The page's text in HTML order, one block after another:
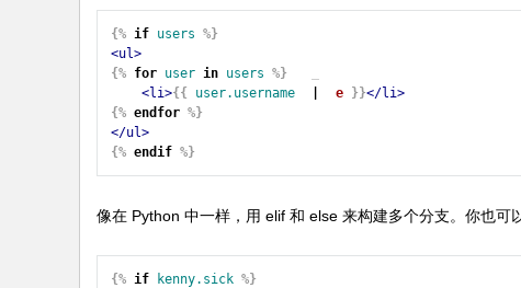
{% if users %}
<ul>
{% for user in users %}
<li>{{ user.username e }}</li>
{% endfor %}
</ul>
{% endif %}
像在 Python 中一样，用 elif 和 else 来构建多个分支。你也可
{% if kenny.sick %}